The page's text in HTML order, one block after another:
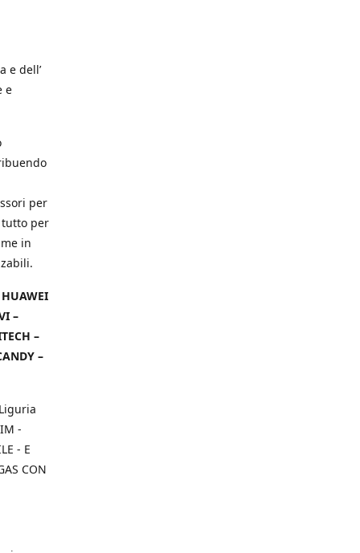
e dell’
e
per
per
in
–
–
–
-
- E
CON